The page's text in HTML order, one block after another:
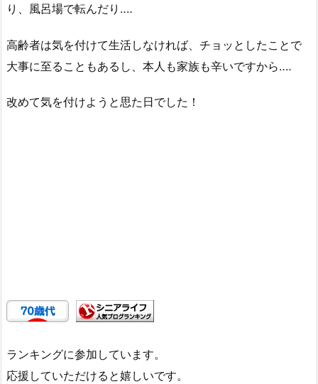
り、風呂場で転んだり‥‥
高齢者は気を付けて生活しなければ、チョッとしたことで
大事に至ることもあるし、本人も家族も辛いですから‥‥
改めて気を付けようと思た日でした！
ランキングに参加しています。
応援していただけると嬉しいです。